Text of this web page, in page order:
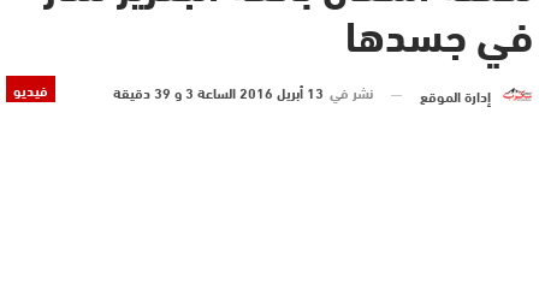
في جسدها
فيديو إدارة الموقع نشر في 13 أبريل 2016 الساعة 3 و 39 دقيقة